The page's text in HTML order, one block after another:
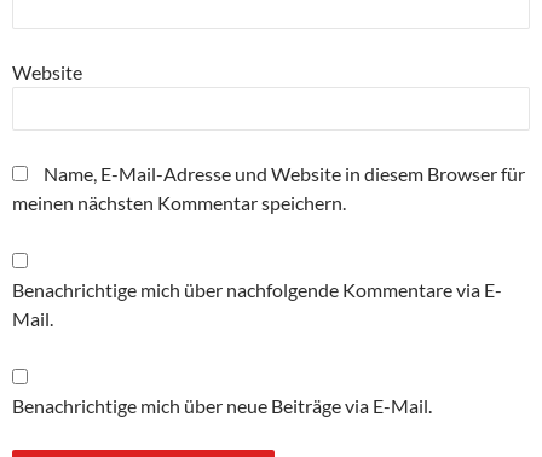
Website
Name, E-Mail-Adresse und Website in diesem Browser für
meinen nächsten Kommentar speichern.
Benachrichtige mich über nachfolgende Kommentare via E-
Mail.
Benachrichtige mich über neue Beiträge via E-Mail.